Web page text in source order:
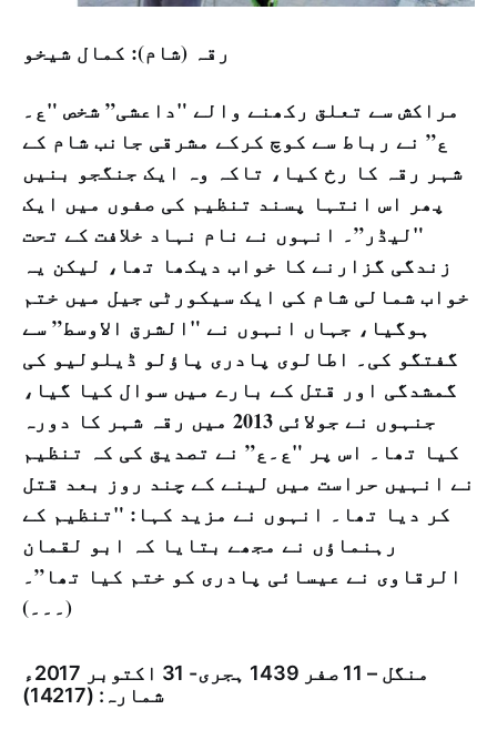
رقہ (شام): كمال شيخو
مراکش سے تعلق رکھنے والے "داعشی” شخص "ع۔
ع” نے رباط سے کوچ کرکے مشرقی جانب شام کے
شہر رقہ کا رخ کیا، تاکہ وہ ایک جنگجو بنیں
پھر اس انتہا پسند تنظیم کی صفوں میں ایک
"لیڈر”۔ انہوں نے نام نہاد خلافت کے تحت
زندگی گزارنے کا خواب دیکھا تھا، لیکن یہ
خواب شمالی شام کی ایک سیکورٹی جیل میں ختم
ہوگیا، جہاں انہوں نے "الشرق الاوسط” سے
گفتگو کی۔ اطالوی پادری پاؤلو ڈیلولیو کی
گمشدگی اور قتل کے بارے میں سوال کیا گیا،
جنہوں نے جولائی 2013 میں رقہ شہر کا دورہ
کیا تھا۔ اس پر "ع۔ع” نے تصدیق کی کہ تنظیم
نے انہیں حراست میں لینے کے چند روز بعد قتل
کر دیا تھا۔ انہوں نے مزید کہا: "تنظیم کے
رہنماؤں نے مجھے بتایا کہ ابو لقمان
الرقاوی نے عیسائی پادری کو ختم کیا تھا”۔
(۔۔۔)
منگل – 11 صفر 1439 ہجری- 31 اكتوبر 2017ء
شمارہ: (14217)